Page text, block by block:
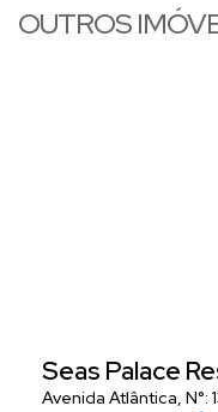
OUTROS
Seas Palace
Avenida Atlântica, N°: